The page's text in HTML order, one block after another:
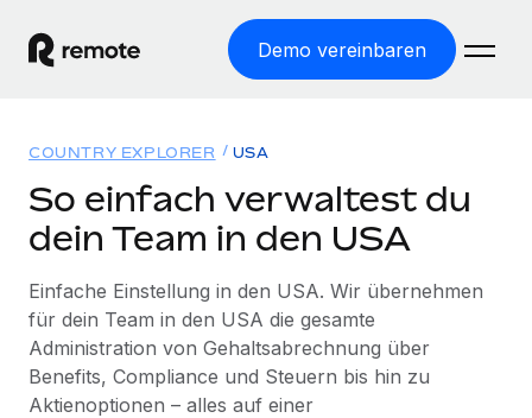
Demo vereinbaren
WELTWEITE BESCHÄFTIGUNG
Globale Payroll
Einfache, rechtssicher Payroll
Employer of Record
Weltweites Wachstum ohne Kosten für Niederlassungen
Lösungen
WELTWEITE ABDECKUNG
Country Explorer
Länderspezifische Unterstützung bei der Einstellung
Ressourcen
TOOLS UND RECHNER
Scheinselbstständigkeitsrisiko berechnen
Preise
COUNTRY EXPLORER USA
So einfach verwaltest du
dein Team in den USA
Einfache Einstellung in den USA. Wir übernehmen
für dein Team in den USA die gesamte
Administration von Gehaltsabrechnung über
Benefits, Compliance und Steuern bis hin zu
Aktienoptionen – alles auf einer